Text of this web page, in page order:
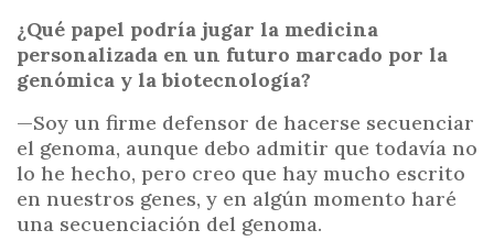
¿Qué papel podría jugar la medicina
personalizada en un futuro marcado por la
genómica y la biotecnología?
—Soy un firme defensor de hacerse secuenciar
el genoma, aunque debo admitir que todavía no
lo he hecho, pero creo que hay mucho escrito
en nuestros genes, y en algún momento haré
una secuenciación del genoma.